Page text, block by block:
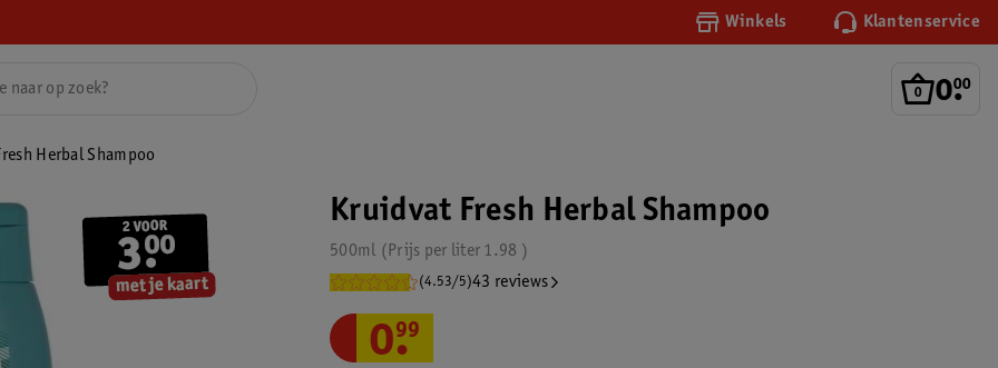
Winkels Klantenservice
0.
00
Herbal Shampoo
Kruidvat Fresh Herbal Shampoo
500ml 1.98
Prijs per liter
(4.53/5)43 reviews
0.
99